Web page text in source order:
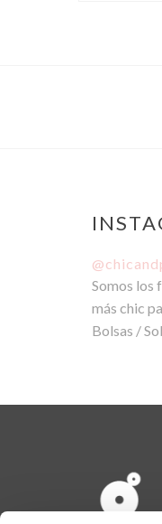
Somos los
más chic
Bolsas /